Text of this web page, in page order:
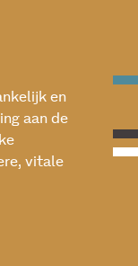
en
aan de
vitale